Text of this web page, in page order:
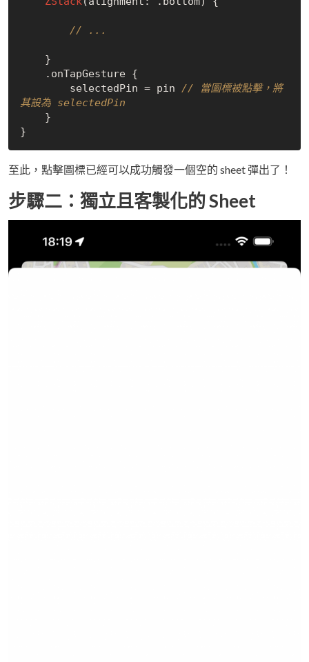
// ...
        selectedPin = pin
// 當圖標被點擊，將
其設為 selectedPin
至此，點擊圖標已經可以成功觸發一個空的 sheet 彈出了！
步驟二：獨立且客製化的 Sheet